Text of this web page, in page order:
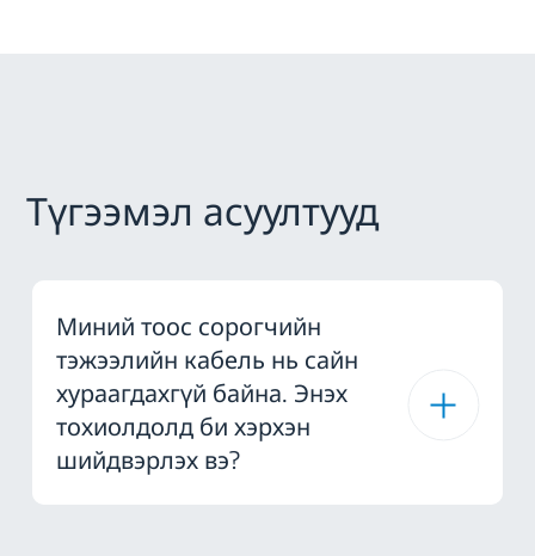
Түгээмэл асуултууд
Миний тоос сорогчийн
тэжээлийн кабель нь сайн
хураагдахгүй байна. Энэх
тохиолдолд би хэрхэн
шийдвэрлэх вэ?